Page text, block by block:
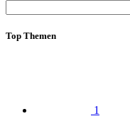
Top Themen
1